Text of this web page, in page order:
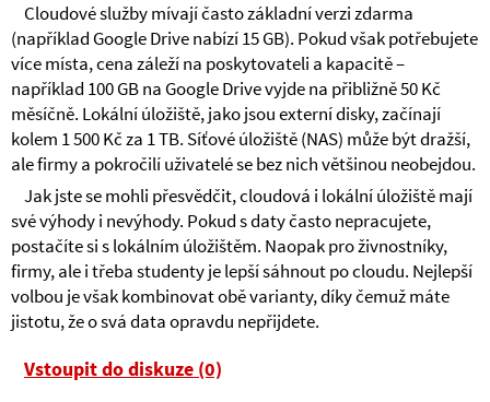
Cloudové služby mívají často základní verzi zdarma
(například Google Drive nabízí 15 GB). Pokud však potřebujete
více místa, cena záleží na poskytovateli a kapacitě –
například 100 GB na Google Drive vyjde na přibližně 50 Kč
měsíčně. Lokální úložiště, jako jsou externí disky, začínají
kolem 1 500 Kč za 1 TB. Síťové úložiště (NAS) může být dražší,
ale firmy a pokročilí uživatelé se bez nich většinou neobejdou.
Jak jste se mohli přesvědčit, cloudová i lokální úložiště mají
své výhody i nevýhody. Pokud s daty často nepracujete,
postačíte si s lokálním úložištěm. Naopak pro živnostníky,
firmy, ale i třeba studenty je lepší sáhnout po cloudu. Nejlepší
volbou je však kombinovat obě varianty, díky čemuž máte
jistotu, že o svá data opravdu nepřijdete.
Vstoupit do diskuze (0)